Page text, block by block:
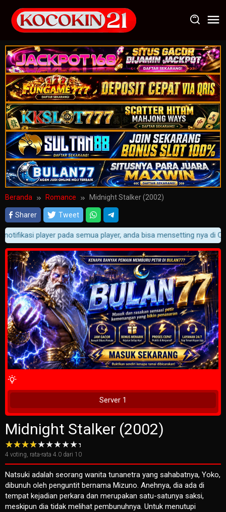
konten
Beranda Romance Midnight Stalker (2002)
Sharer Tweet
player pada semua player, anda bisa mensetting nya di
4 Wait Time
Server 1
Midnight Stalker (2002)
4 voting, rata-rata 4.0 dari 10
Natsuki adalah seorang wanita tunanetra yang sahabatnya, Yoko,
dibunuh oleh penguntit bernama Mizuno. Anehnya, dia ada di
tempat kejadian perkara dan merupakan satu-satunya saksi,
meskipun dia tidak melihat pembunuhnya. Untuk menutupi